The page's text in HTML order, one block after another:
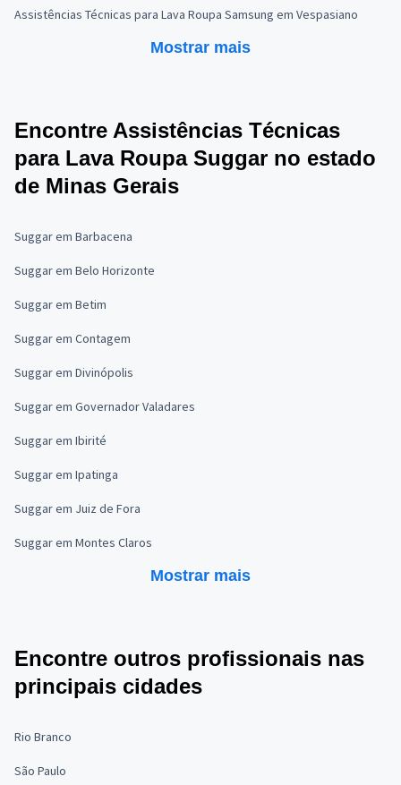
Assistências Técnicas para Lava Roupa Samsung em Vespasiano
Mostrar mais
Encontre Assistências Técnicas
para Lava Roupa Suggar no estado
de Minas Gerais
Suggar em Barbacena
Suggar em Belo Horizonte
Suggar em Betim
Suggar em Contagem
Suggar em Divinópolis
Suggar em Governador Valadares
Suggar em Ibirité
Suggar em Ipatinga
Suggar em Juiz de Fora
Suggar em Montes Claros
Mostrar mais
Encontre outros profissionais nas
principais cidades
Rio Branco
São Paulo